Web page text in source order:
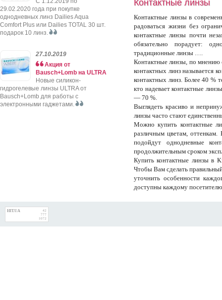
29.02.2020 года при покупке
однодневных линз Dailies Aqua
Comfort Plus или Dailies TOTAL 30 шт.
подарок 10 линз.
27.10.2019
Акция от
Bausch+Lomb на ULTRA
Новые силикон-
гидрогелевые линзы ULTRA от
Bausch+Lomb для работы с
электронными гаджетами.
Контактные линзы
Контактные линзы в
радоваться жизни без
контактные линзы почти
обязательно порадует:
традиционные линзы ….
Контактные линзы, по мнению
контактных линз называется
контактных линз. Более 40 %
кто надевает контактные
— 70 %.
Выглядеть красиво и
линзы часто стают
Можно купить контактные
различным цветам,
подойдут однодневные
продолжительным сроком
Купить контактные линзы в
Чтобы Вам сделать
уточнить особенности
доступны каждому
HIT.UA
42
777
1072